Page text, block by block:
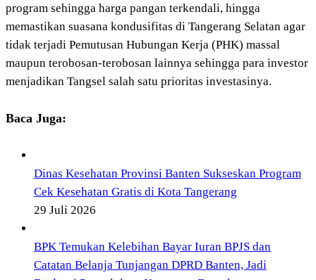
program sehingga harga pangan terkendali, hingga
memastikan suasana kondusifitas di Tangerang Selatan agar
tidak terjadi Pemutusan Hubungan Kerja (PHK) massal
maupun terobosan-terobosan lainnya sehingga para investor
menjadikan Tangsel salah satu prioritas investasinya.
Baca Juga:
Dinas Kesehatan Provinsi Banten Sukseskan Program
Cek Kesehatan Gratis di Kota Tangerang
29 Juli 2026
BPK Temukan Kelebihan Bayar Iuran BPJS dan
Catatan Belanja Tunjangan DPRD Banten, Jadi